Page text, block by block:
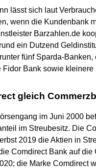
lässt sich laut
wenn die Kundenbank
Barzahlen.de
ein Dutzend
fünf Sparda-
Fidor Bank sowie kleinere
gleich
im Juni 2000
im Streubesitz. Die
2019 die Aktien in
Comdirect Bank auf die
die Marke Comdirect